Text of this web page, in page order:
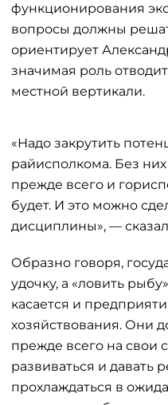
функционирования
вопросы должны
ориентирует
значимая роль
местной вертикали.
«Надо закрутить
райисполкома. Без
прежде всего и
будет. И это можно
дисциплины», —
Образно говоря,
удочку, а «ловить
касается и
хозяйствования. Они
прежде всего на свои
развиваться и давать
прохлаждаться в